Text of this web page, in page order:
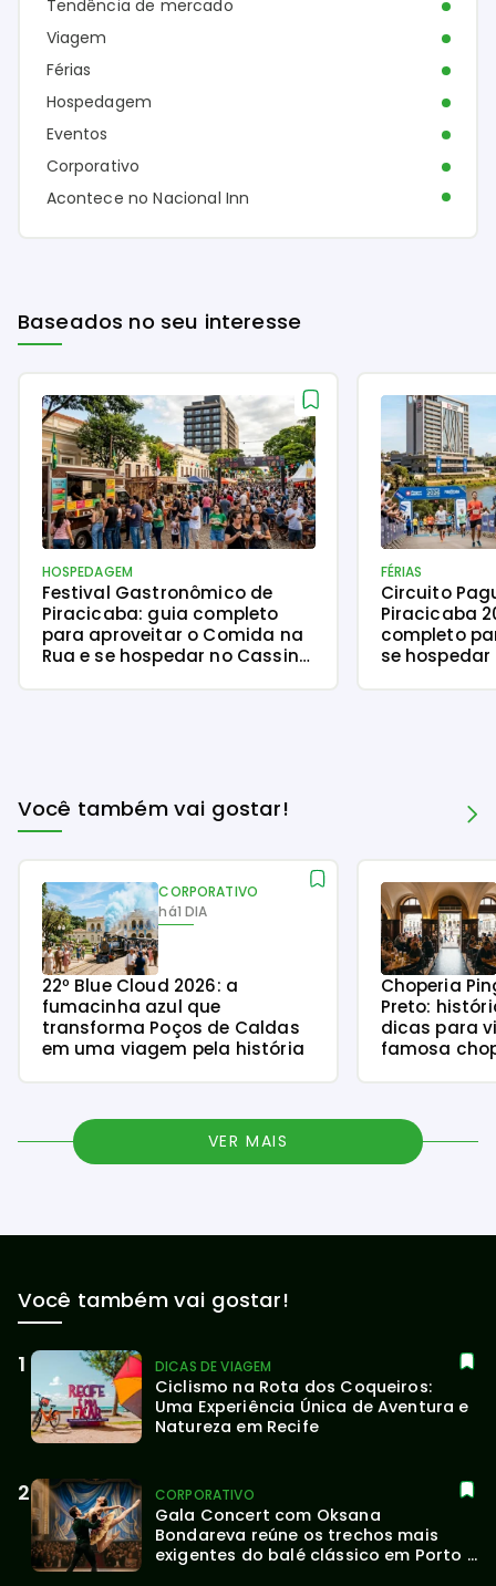
Tendência de mercado
Viagem
Férias
Hospedagem
Eventos
Corporativo
Acontece no Nacional Inn
Baseados no seu interesse
HOSPEDAGEM
Festival Gastronômico de
Piracicaba: guia completo
para aproveitar o Comida na
Rua e se hospedar no Cassino
FÉRIAS
Circuito
Piracicaba
completo
se
Você também vai gostar!
CORPORATIVO
há1 DIA
22º Blue Cloud 2026: a
fumacinha azul que
transforma Poços de Caldas
em uma viagem pela história
Choperia
Preto:
dicas para
famosa
VER MAIS
Você também vai gostar!
DICAS DE VIAGEM
Ciclismo na Rota dos Coqueiros:
Uma Experiência Única de Aventura e
Natureza em Recife
CORPORATIVO
Gala Concert com Oksana
Bondareva reúne os trechos mais
exigentes do balé clássico em Porto